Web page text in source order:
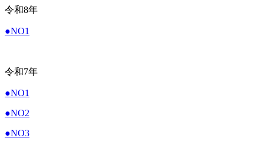
令和8年
●NO1
令和7年
●NO1
●NO2
●NO3